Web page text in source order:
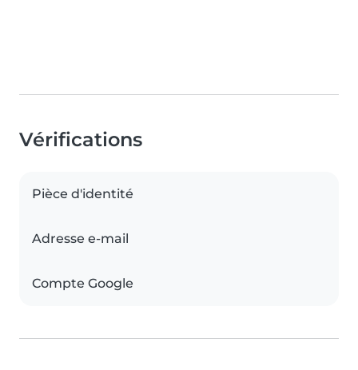
Vérifications
Pièce d'identité
Adresse e-mail
Compte Google